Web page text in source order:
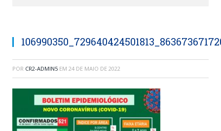
POR CR2-ADMIN5 EM 24 DE MAIO DE 2022